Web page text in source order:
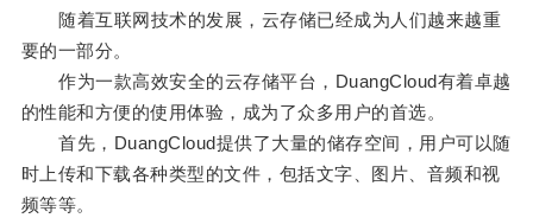
随着互联网技术的发展，云存储已经成为人们越来越重
要的一部分。
作为一款高效安全的云存储平台，DuangCloud有着卓越
的性能和方便的使用体验，成为了众多用户的首选。
首先，DuangCloud提供了大量的储存空间，用户可以随
时上传和下载各种类型的文件，包括文字、图片、音频和视
频等等。